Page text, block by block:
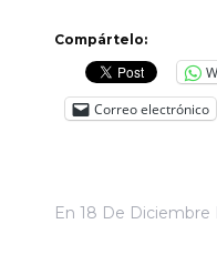
Compártelo:
Correo electrónico
En 18 De Diciembre